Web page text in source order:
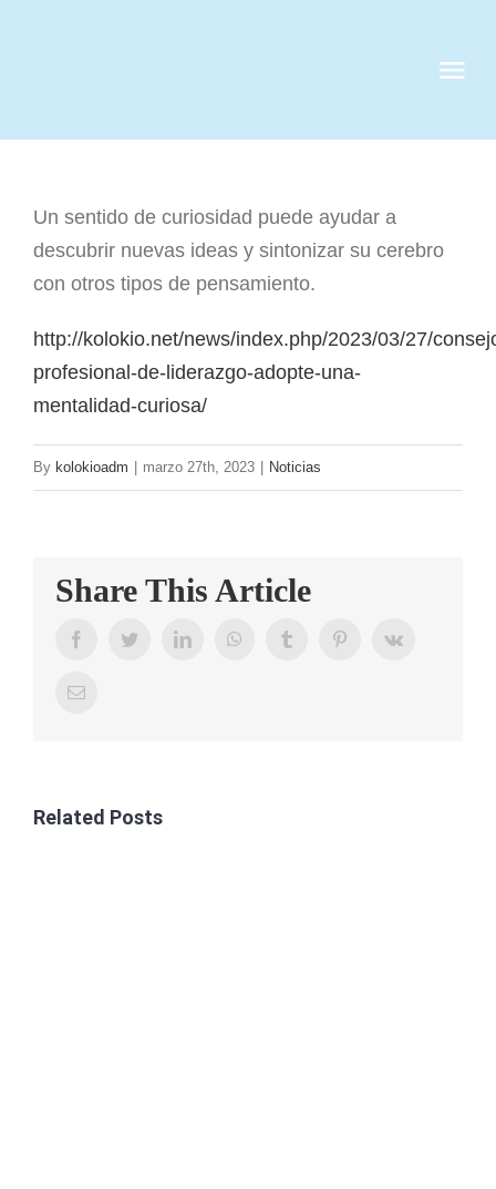
SERVICIOS
NOTICIAS
Un sentido de curiosidad puede ayudar a
descubrir nuevas ideas y sintonizar su cerebro
con otros tipos de pensamiento.
http://kolokio.net/news/index.php/2023/03/27/
profesional-de-liderazgo-adopte-una-
mentalidad-curiosa/
By kolokioadm marzo 27th, 2023 Noticias
Share This Article
FacebookTwitterLinkedIn WhatsAppTumblr PinterestVk
Email
Related Posts